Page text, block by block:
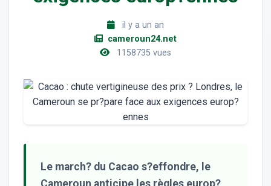
il y a un an
cameroun24.net
1158735 vues
Le march? du Cacao s?effondre, le